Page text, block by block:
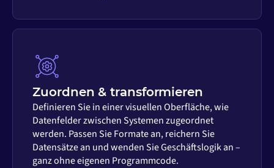
Zuordnen & transformieren
Definieren Sie in einer visuellen Oberfläche, wie
Datenfelder zwischen Systemen zugeordnet
werden. Passen Sie Formate an, reichern Sie
Datensätze an und wenden Sie Geschäftslogik an –
ganz ohne eigenen Programmcode.